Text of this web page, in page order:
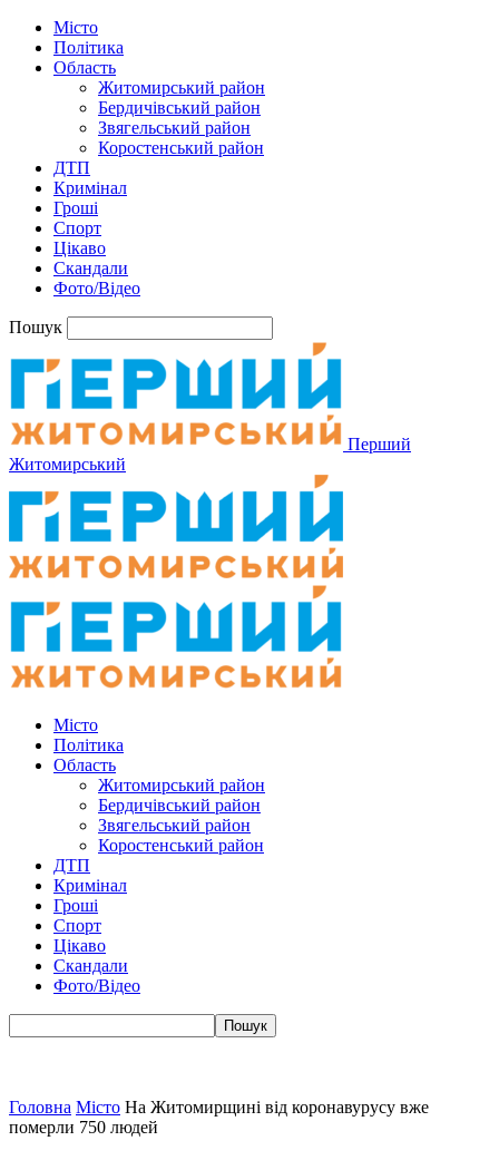
Місто
Політика
Область
Житомирський район
Бердичівський район
Звягельський район
Коростенський район
ДТП
Кримінал
Гроші
Спорт
Цікаво
Скандали
Фото/Відео
Пошук
Перший
Житомирський
Місто
Політика
Область
Житомирський район
Бердичівський район
Звягельський район
Коростенський район
ДТП
Кримінал
Гроші
Спорт
Цікаво
Скандали
Фото/Відео
Головна Місто На Житомирщині від коронавурусу вже
померли 750 людей